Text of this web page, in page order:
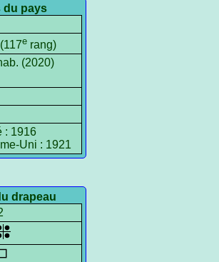
du pays
erang)
(2020)
: 1916
Uni : 1921
drapeau